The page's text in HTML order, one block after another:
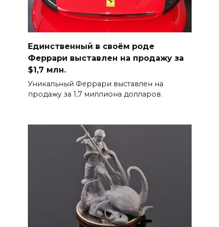
Единственный в своём роде
Феррари выставлен на продажу за
$1,7 млн.
Уникальный Феррари выставлен на
продажу за 1,7 миллиона долларов.